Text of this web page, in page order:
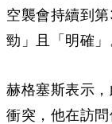
空襲會持續到
勁」且「明確」
赫格塞斯表示
衝突，他在訪